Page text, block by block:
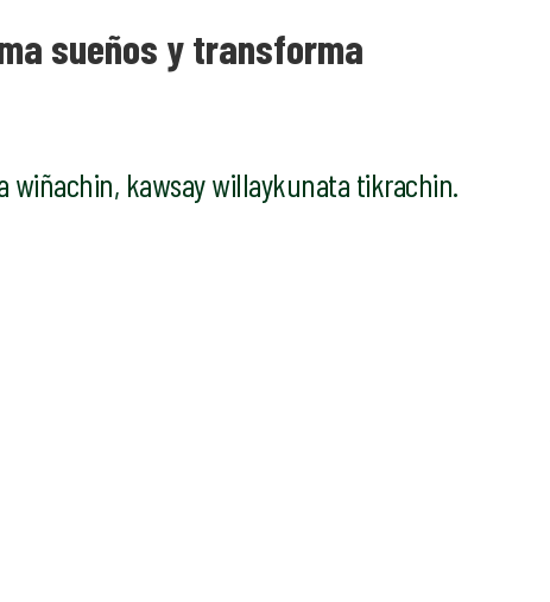
sueños y transforma
kawsay willaykunata tikrachin.